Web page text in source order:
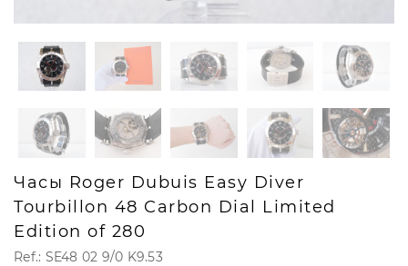
Часы Roger Dubuis Easy Diver
Tourbillon 48 Carbon Dial Limited
Edition of 280
Ref.: SE48 02 9/0 K9.53